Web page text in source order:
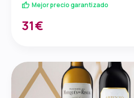
Mejor precio garantizado
31€